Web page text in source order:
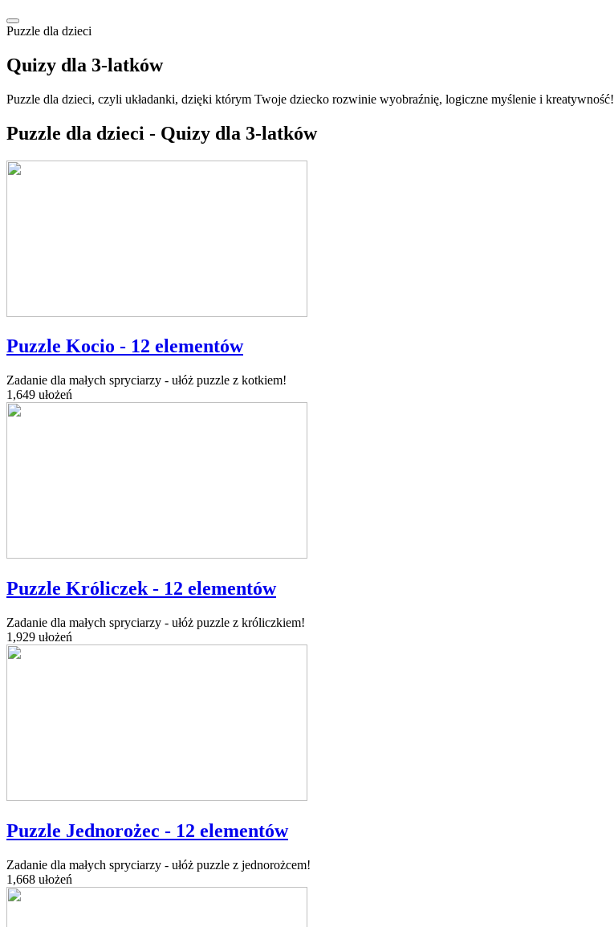
Puzzle dla dzieci
Quizy dla 3-latków
Puzzle dla dzieci, czyli układanki, dzięki którym Twoje dziecko rozwinie wyobraźnię, logiczne myślenie i kreatywność!
Puzzle dla dzieci - Quizy dla 3-latków
Puzzle Kocio - 12 elementów
Zadanie dla małych spryciarzy - ułóż puzzle z kotkiem!
1,649 ułożeń
Puzzle Króliczek - 12 elementów
Zadanie dla małych spryciarzy - ułóż puzzle z króliczkiem!
1,929 ułożeń
Puzzle Jednorożec - 12 elementów
Zadanie dla małych spryciarzy - ułóż puzzle z jednorożcem!
1,668 ułożeń